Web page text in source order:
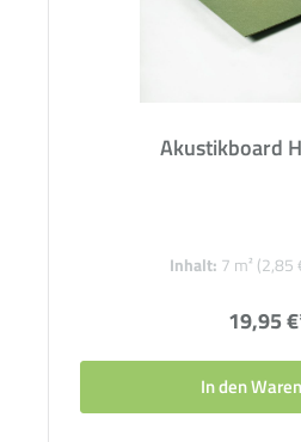
Akustikboard
Inhalt: 7 m² (2,85
19,95
In den